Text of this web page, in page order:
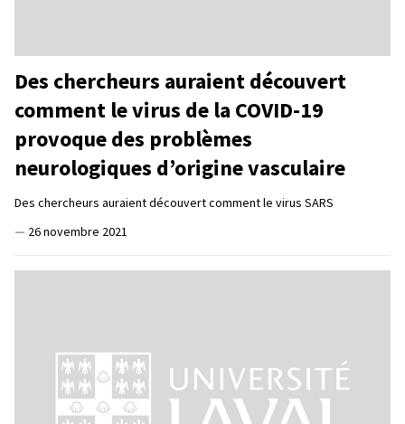
Des chercheurs auraient découvert
comment le virus de la COVID-19
provoque des problèmes
neurologiques d’origine vasculaire
Des chercheurs auraient découvert comment le virus SARS
— 26 novembre 2021